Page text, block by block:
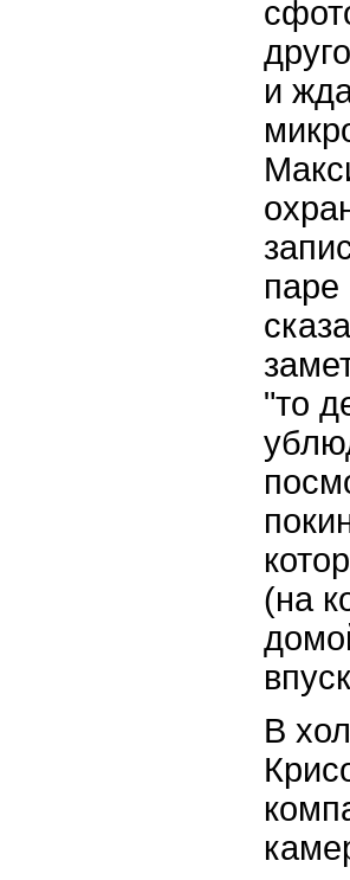
и
паре
"то
(на
В